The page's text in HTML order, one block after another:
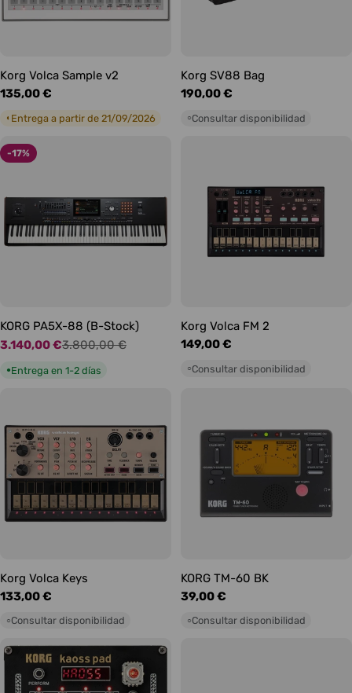
Korg Volca Sample v2
Precio
135,00 €
◐ Entrega a partir de 21/09/2026
Korg SV88 Bag
Precio
190,00 €
○Consultar disponibilidad
-17%
KORG PA5X-88 (B-Stock)
Precio
de
3.140,00 €
Precio
habitual
3.800,00 €
●Entrega en 1-2 días
Korg Volca FM 2
Precio
149,00 €
○Consultar disponibilidad
Korg Volca Keys
Precio
habitual
133,00 €
○Consultar disponibilidad
KORG TM-60 BK
Precio
habitual
39,00 €
○Consultar disponibilidad